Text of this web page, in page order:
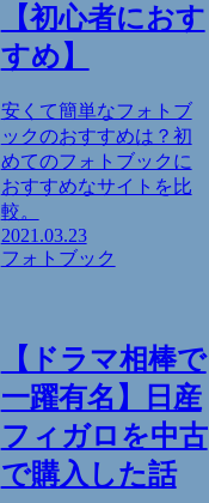
【初心者におす
すめ】
安くて簡単なフォトブ
ックのおすすめは？初
めてのフォトブックに
おすすめなサイトを比
較。
2021.03.23
フォトブック
【ドラマ相棒で
一躍有名】日産
フィガロを中古
で購入した話